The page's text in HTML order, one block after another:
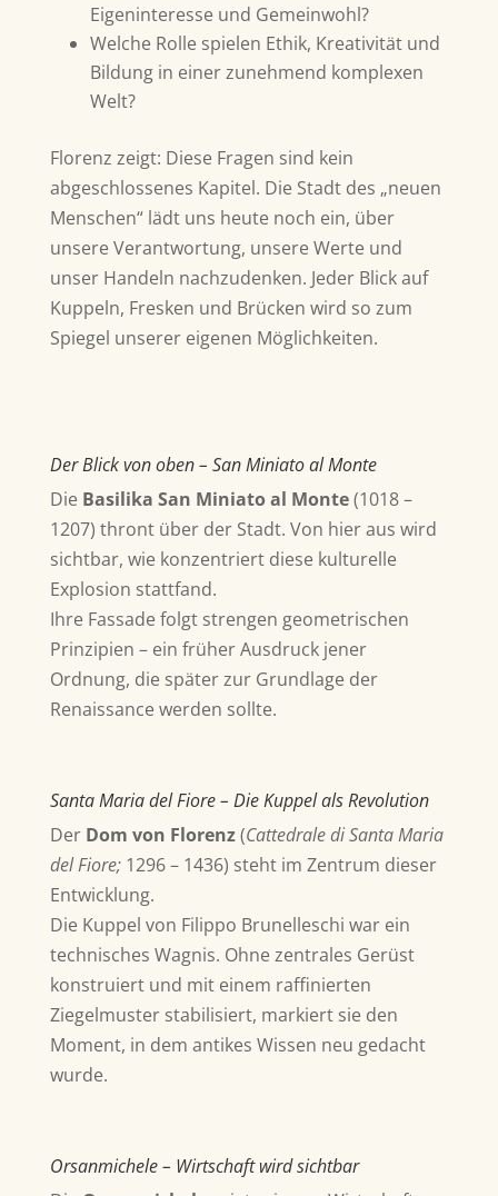
Eigeninteresse und Gemeinwohl?
Welche Rolle spielen Ethik, Kreativität und
Bildung in einer zunehmend komplexen
Welt?
Florenz zeigt: Diese Fragen sind kein
abgeschlossenes Kapitel. Die Stadt des „neuen
Menschen“ lädt uns heute noch ein, über
unsere Verantwortung, unsere Werte und
unser Handeln nachzudenken. Jeder Blick auf
Kuppeln, Fresken und Brücken wird so zum
Spiegel unserer eigenen Möglichkeiten.
Der Blick von oben – San Miniato al Monte
Die Basilika San Miniato al Monte(1018 –
1207) thront über der Stadt. Von hier aus wird
sichtbar, wie konzentriert diese kulturelle
Explosion stattfand.
Ihre Fassade folgt strengen geometrischen
Prinzipien – ein früher Ausdruck jener
Ordnung, die später zur Grundlage der
Renaissance werden sollte.
Santa Maria del Fiore – Die Kuppel als Revolution
Der Dom von Florenz(Cattedrale di Santa Maria
del Fiore; 1296 – 1436) steht im Zentrum dieser
Entwicklung.
Die Kuppel von Filippo Brunelleschi war ein
technisches Wagnis. Ohne zentrales Gerüst
konstruiert und mit einem raffinierten
Ziegelmuster stabilisiert, markiert sie den
Moment, in dem antikes Wissen neu gedacht
wurde.
Orsanmichele – Wirtschaft wird sichtbar